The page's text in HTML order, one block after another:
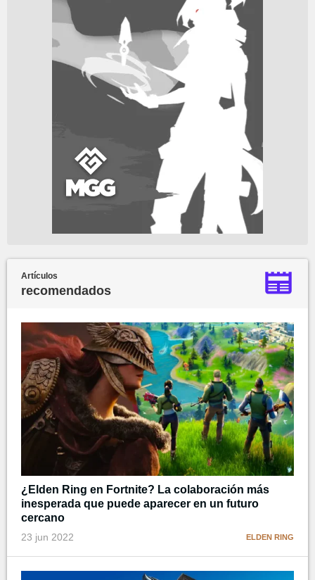
Artículos
recomendados
¿Elden Ring en Fortnite? La colaboración más
inesperada que puede aparecer en un futuro
cercano
23 jun 2022 ELDEN RING